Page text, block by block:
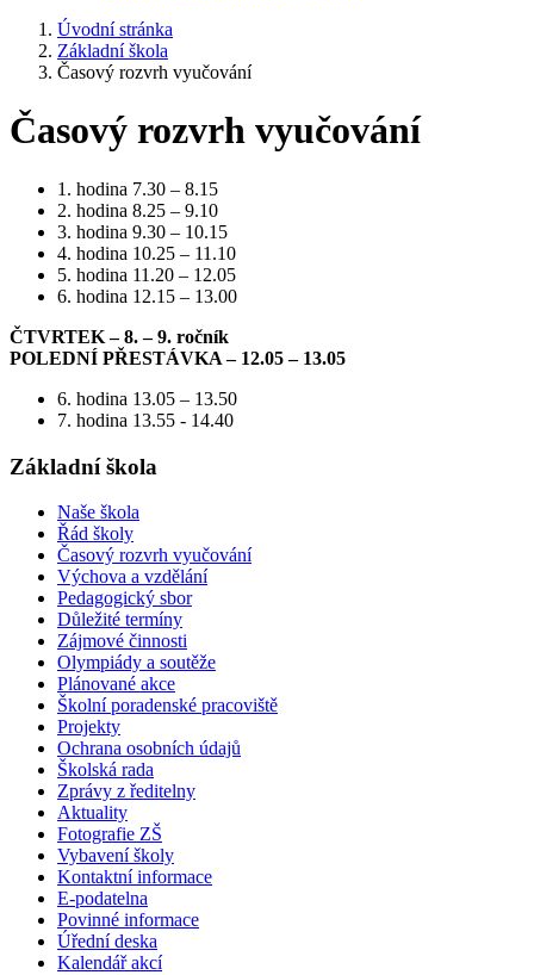
Úvodní stránka
Základní škola
Časový rozvrh vyučování
Časový rozvrh vyučování
1. hodina 7.30 – 8.15
2. hodina 8.25 – 9.10
3. hodina 9.30 – 10.15
4. hodina 10.25 – 11.10
5. hodina 11.20 – 12.05
6. hodina 12.15 – 13.00
ČTVRTEK – 8. – 9. ročník
POLEDNÍ PŘESTÁVKA – 12.05 – 13.05
6. hodina 13.05 – 13.50
7. hodina 13.55 - 14.40
Základní škola
Naše škola
Řád školy
Časový rozvrh vyučování
Výchova a vzdělání
Pedagogický sbor
Důležité termíny
Zájmové činnosti
Olympiády a soutěže
Plánované akce
Školní poradenské pracoviště
Projekty
Ochrana osobních údajů
Školská rada
Zprávy z ředitelny
Aktuality
Fotografie ZŠ
Vybavení školy
Kontaktní informace
E-podatelna
Povinné informace
Úřední deska
Kalendář akcí